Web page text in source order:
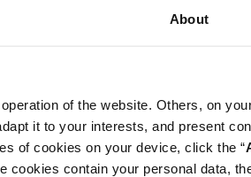
About
of the website. Others, on
it to your interests, and present
of cookies on your device, click the “
cookies contain your personal data,
termiczny Carter
473 ml kobalt
Fellow